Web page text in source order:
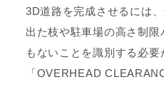
3D道路を完成させるには
出た枝や駐車場の高さ制
もないことを識別する必要
「OVERHEAD